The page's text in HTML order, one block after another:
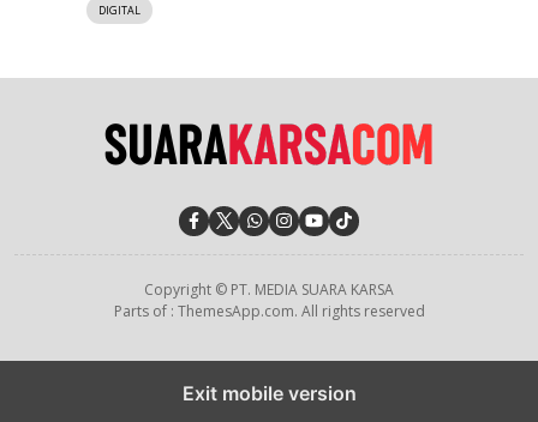
DIGITAL
Copyright © PT. MEDIA SUARA KARSA
Parts of : ThemesApp.com. All rights reserved
Exit mobile version